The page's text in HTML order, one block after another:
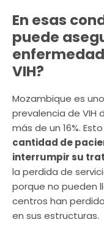
En esas
puede
VIH?
Mozambique es
prevalencia de VIH
más de un 16%.
cantidad de
interrumpir su
la perdida de
porque no pueden
centros han
en sus estructuras.